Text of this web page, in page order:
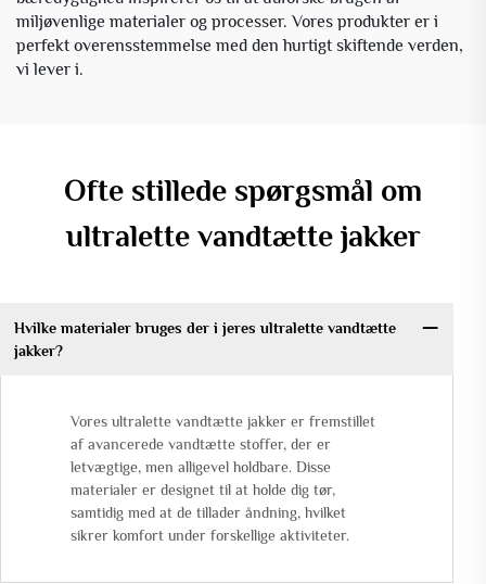
miljøvenlige materialer og processer. Vores produkter er i
perfekt overensstemmelse med den hurtigt skiftende verden,
vi lever i.
Ofte stillede spørgsmål om
ultralette vandtætte jakker
Hvilke materialer bruges der i jeres ultralette vandtætte
jakker?
Vores ultralette vandtætte jakker er fremstillet
af avancerede vandtætte stoffer, der er
letvægtige, men alligevel holdbare. Disse
materialer er designet til at holde dig tør,
samtidig med at de tillader åndning, hvilket
sikrer komfort under forskellige aktiviteter.